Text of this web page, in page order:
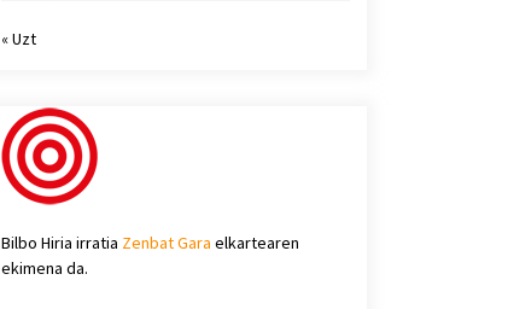
« Uzt
Bilbo Hiria irratia Zenbat Gara elkartearen
ekimena da.